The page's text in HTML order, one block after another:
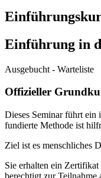
Einführung in
Ausgebucht - Warteliste
Offizieller
Dieses Seminar führt ein
fundierte Methode ist
Ziel ist es menschliches
Sie erhalten ein